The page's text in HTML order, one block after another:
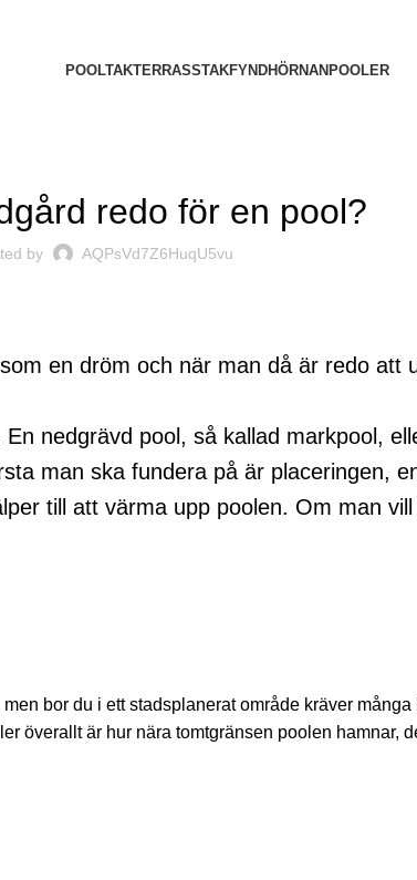
POOLTAKTERRASSTAKFYNDHÖRNAN POOLER
redo för en pool?
by AQPsVd7Z6HuqU5vu
en dröm och när man då är redo att
nedgrävd pool, så kallad markpool,
man ska fundera på är placeringen,
till att värma upp poolen. Om man
bor du i ett stadsplanerat område kräver
överallt är hur nära tomtgränsen poolen hamnar,